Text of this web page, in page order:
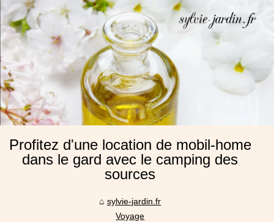
Profitez d'une location de mobil-home
dans le gard avec le camping des
sources
sylvie-jardin.fr
Voyage